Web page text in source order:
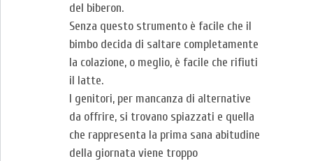
del biberon.
Senza questo strumento è facile che il
bimbo decida di saltare completamente
la colazione, o meglio, è facile che rifiuti
il latte.
I genitori, per mancanza di alternative
da offrire, si trovano spiazzati e quella
che rappresenta la prima sana abitudine
della giornata viene troppo